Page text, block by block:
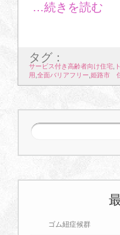
タグ：
サービス付き高齢者向け住宅
用 全面バリアフリー 姫路市
ゴム紐症候群